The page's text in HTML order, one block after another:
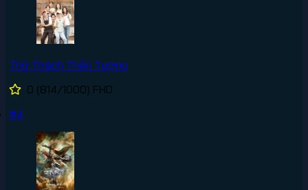
Thử Thách Thần Tượng
0 (814/1000) FHD
#4